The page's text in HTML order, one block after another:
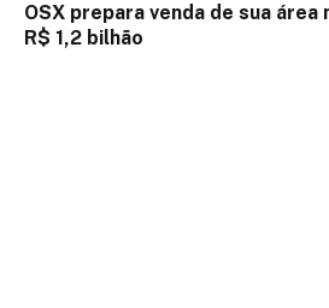
OSX prepara venda de sua
R$ 1,2 bilhão